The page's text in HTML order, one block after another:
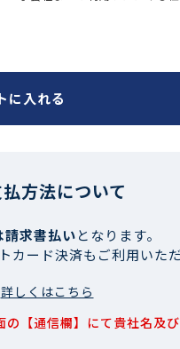
に入れる
方法について
請求書払いとなります。
カード決済もご利用いただ
詳しくはこちら
【通信欄】にて貴社名及